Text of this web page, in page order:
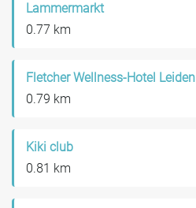
Lammermarkt
0.77 km
Fletcher Wellness-Hotel Leiden
0.79 km
Kiki club
0.81 km